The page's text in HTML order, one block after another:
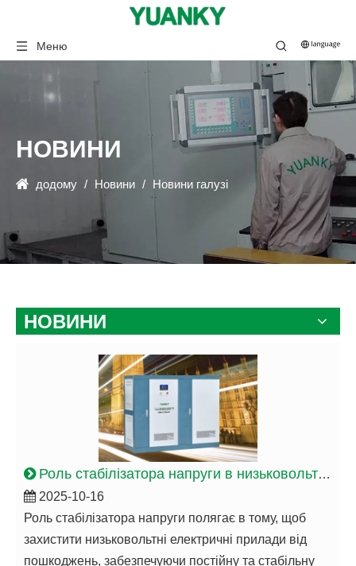
Меню
НОВИНИ
додому / Новини / Новини галузі
НОВИНИ
Роль стабілізатора напруги в низьковольтних електроприладах
2025-10-16
Роль стабілізатора напруги полягає в тому, щоб
захистити низьковольтні електричні прилади від
пошкоджень, забезпечуючи постійну та стабільну